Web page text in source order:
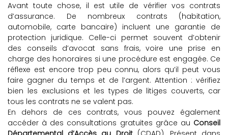
Avant toute chose, il est utile de vérifier vos contrats
d’assurance. De nombreux contrats (habitation,
automobile, carte bancaire) incluent une garantie de
protection juridique. Celle-ci permet souvent d’obtenir
des conseils d’avocat sans frais, voire une prise en
charge des honoraires si une procédure est engagée. Ce
réflexe est encore trop peu connu, alors qu’il peut vous
faire gagner du temps et de l’argent. Attention : vérifiez
bien les exclusions et les types de litiges couverts, car
tous les contrats ne se valent pas.
En dehors de ces contrats, vous pouvez également
accéder à des consultations gratuites grâce au Conseil